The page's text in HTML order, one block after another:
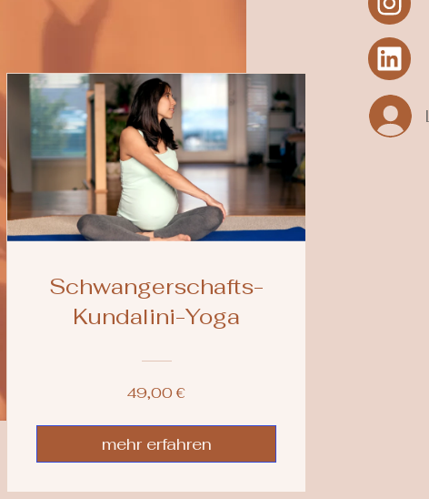
Schwangerschafts-
Kundalini-Yoga
49,00 €
mehr erfahren